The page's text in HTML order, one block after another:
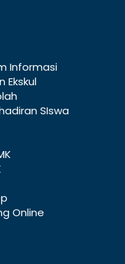
Informasi
Ekskul
SIswa
Online